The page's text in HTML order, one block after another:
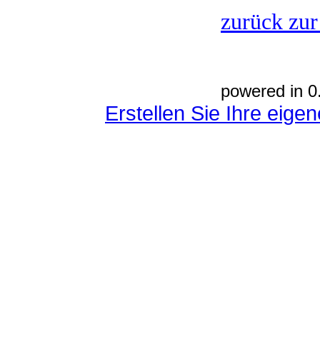
zurück
powered in
Erstellen Sie Ihre